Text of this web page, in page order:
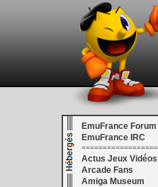
EmuFrance Forum
EmuFrance IRC
Actus Jeux Vidéos
Arcade Fans
Amiga Museum